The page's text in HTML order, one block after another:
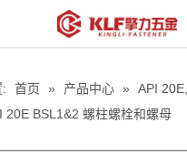
: 首页 » 产品中心 »
API
20E BSL1&2 螺柱螺栓和螺母